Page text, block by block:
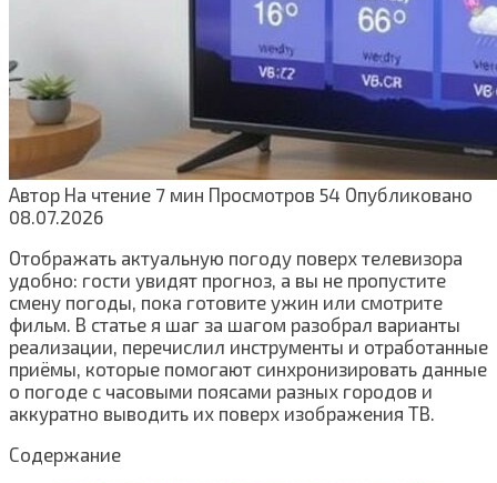
Автор На чтение 7 мин Просмотров 54 Опубликовано
08.07.2026
Отображать актуальную погоду поверх телевизора
удобно: гости увидят прогноз, а вы не пропустите
смену погоды, пока готовите ужин или смотрите
фильм. В статье я шаг за шагом разобрал варианты
реализации, перечислил инструменты и отработанные
приёмы, которые помогают синхронизировать данные
о погоде с часовыми поясами разных городов и
аккуратно выводить их поверх изображения ТВ.
Содержание